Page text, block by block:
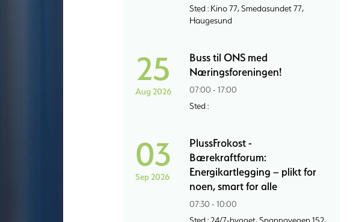
Sted : Kino 77, Smedasundet 77,
Haugesund
25
Aug 2026
Buss til ONS med
Næringsforeningen!
07:00 - 17:00
Sted :
03
Sep 2026
PlussFrokost -
Bærekraftforum:
Energikartlegging – plikt for
noen, smart for alle
07:30 - 10:00